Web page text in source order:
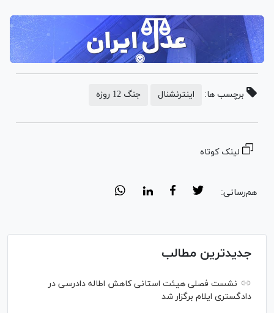
برچسب ها: اینترنشنال جنگ 12 روزه
لینک کوتاه
هم‌رسانی:
جدیدترین مطالب
نشست فصلی هیئت استانی کاهش اطاله دادرسی در
دادگستری ایلام برگزار شد